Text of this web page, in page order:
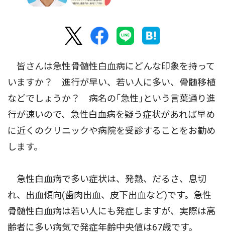
皆さんは急性骨髄性白血病にどんな印象を持って
いますか？ 進行が早い、若い人に多い、骨髄移植
などでしょうか？ 病名の｢急性｣という言葉通り進
行が速いので、急性白血病を疑う症状があれば早め
に近くのクリニックや病院を受診することをお勧め
します。
急性白血病で多い症状は、発熱、だるさ、息切
れ、出血傾向(歯肉出血、皮下出血など)です。急性
骨髄性白血病は若い人にも発症しますが、実際は高
齢者に多い病気で発症年齢中央値は67歳です。